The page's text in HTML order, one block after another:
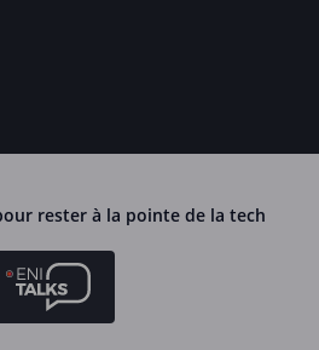
rester à la pointe de la tech